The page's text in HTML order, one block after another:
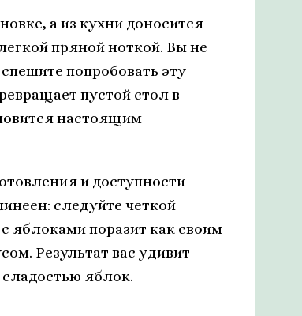
а из кухни доносится
пряной ноткой. Вы не
попробовать эту
пустой стол в
настоящим
и доступности
следуйте четкой
яблоками поразит как своим
Результат вас удивит
яблок.